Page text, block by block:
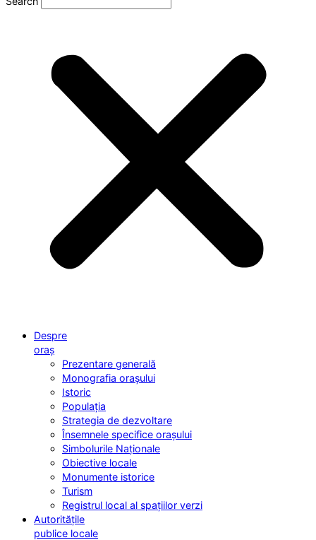
Despre
oraș
Prezentare generală
Monografia orașului
Istoric
Populația
Strategia de dezvoltare
Însemnele specifice orașului
Simbolurile Naționale
Obiective locale
Monumente istorice
Turism
Registrul local al spațiilor verzi
Autoritățile
publice locale